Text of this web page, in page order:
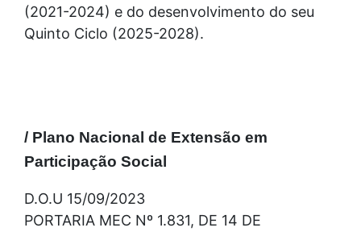
(2021-2024) e do desenvolvimento do seu
Quinto Ciclo (2025-2028).
/ Plano Nacional de Extensão em
Participação Social
D.O.U 15/09/2023
PORTARIA MEC Nº 1.831, DE 14 DE